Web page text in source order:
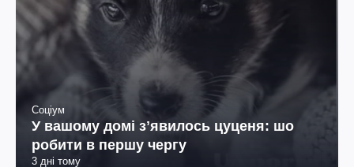
Соціум
У вашому домі зʼявилось цуценя: шо
робити в першу чергу
3 дні тому